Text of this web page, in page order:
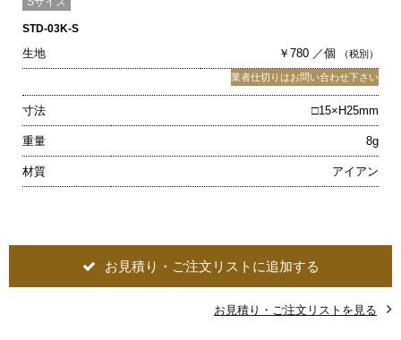
STD-03K-S
生地 ￥780 ／個 （税別）
業者仕切りはお問い合わせ下さい
寸法 □15×H25mm
重量 8g
材質 アイアン
お見積り・ご注文リストに追加する
お見積り・ご注文リストを見る